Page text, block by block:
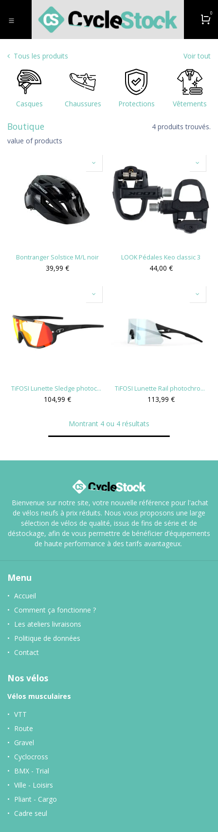
0
Tous les produits Voir tout
Casques Chaussures Protections Vêtements
Boutique
4 produits trouvés.
value of products
Bontranger Solstice M/L noir
39,99 €
LOOK Pédales Keo classic 3
44,00 €
TiFOSI Lunette Sledge photochromique
104,99 €
TiFOSI Lunette Rail photochromique
113,99 €
Montrant 4 ou 4 résultats
Bienvenue sur notre site, votre nouvelle référence pour l'achat
de vélos neufs à prix réduits. Nous vous proposons une large
sélection de vélos de qualité, issus de fins de série et de
déstockage, afin de vous permettre de bénéficier d’équipements
de haute performance à des tarifs avantageux.
Menu
Accueil
Comment ça fonctionne ?
Les ateliers livraisons
Politique de données
Contact
Nos vélos
Vélos musculaires
VTT
Route
Gravel
Cyclocross
BMX - Trial
Ville - Loisirs
Pliant - Cargo
Cadre seul